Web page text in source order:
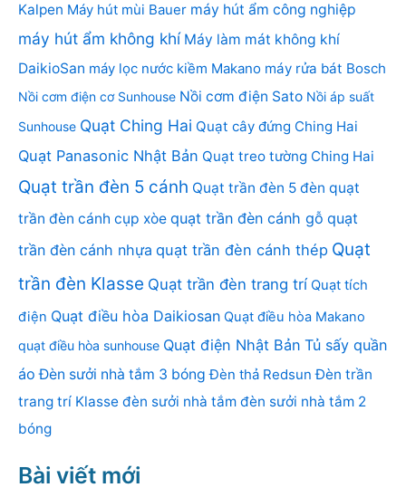
Kalpen Máy hút mùi Bauer máy hút ẩm công nghiệp
máy hút ẩm không khí Máy làm mát không khí
DaikioSan máy lọc nước kiềm Makano máy rửa bát Bosch
Nồi cơm điện cơ Sunhouse Nồi cơm điện Sato Nồi áp suất
Sunhouse Quạt Ching Hai Quạt cây đứng Ching Hai
Quạt Panasonic Nhật Bản Quạt treo tường Ching Hai
Quạt trần đèn 5 cánh Quạt trần đèn 5 đèn quạt
trần đèn cánh cụp xòe quạt trần đèn cánh gỗ quạt
trần đèn cánh nhựa quạt trần đèn cánh thép Quạt
trần đèn Klasse Quạt trần đèn trang trí Quạt tích
điện Quạt điều hòa Daikiosan Quạt điều hòa Makano
quạt điều hòa sunhouse Quạt điện Nhật Bản Tủ sấy quần
áo Đèn sưởi nhà tắm 3 bóng Đèn thả Redsun Đèn trần
trang trí Klasse đèn sưởi nhà tắm đèn sưởi nhà tắm 2
bóng
Bài viết mới